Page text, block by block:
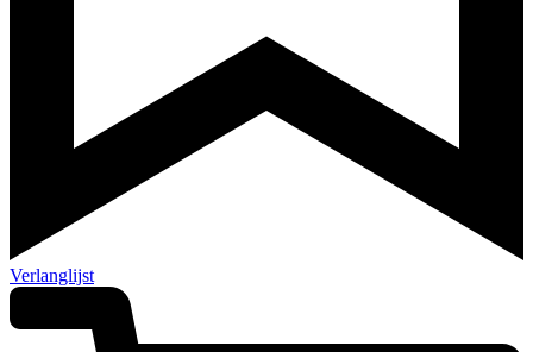
Verlanglijst